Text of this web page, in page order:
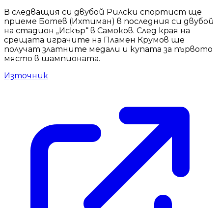
В следващия си двубой Рилски спортист ще
приеме Ботев (Ихтиман) в последния си двубой
на стадион „Искър“ в Самоков. След края на
срещата играчите на Пламен Крумов ще
получат златните медали и купата за първото
място в шампионата.
Източник